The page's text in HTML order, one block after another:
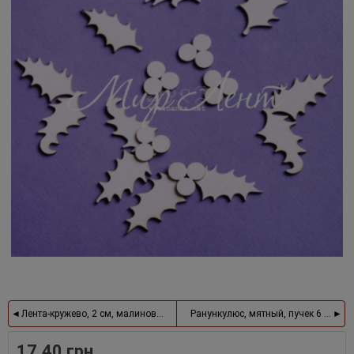
Лента-кружево, 2 см, малиновый Ранункулюс, мятный, пучек 6 шт.